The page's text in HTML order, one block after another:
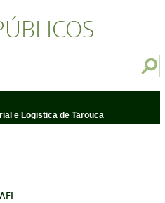
e Logistica de Tarouca